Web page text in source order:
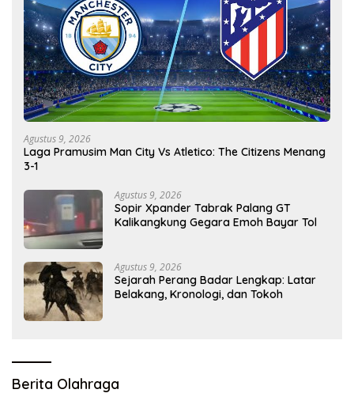
Agustus 9, 2026
Laga Pramusim Man City Vs Atletico: The Citizens Menang
3-1
Agustus 9, 2026
Sopir Xpander Tabrak Palang GT
Kalikangkung Gegara Emoh Bayar Tol
Agustus 9, 2026
Sejarah Perang Badar Lengkap: Latar
Belakang, Kronologi, dan Tokoh
Berita Olahraga